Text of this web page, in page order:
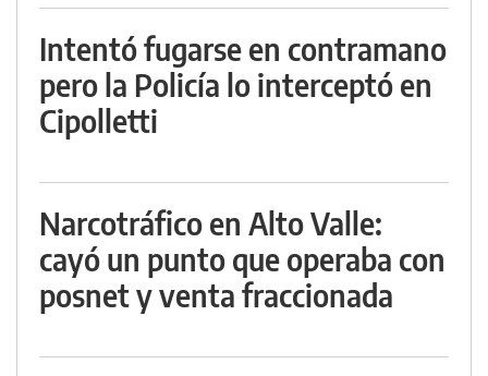
Intentó fugarse en contramano
pero la Policía lo interceptó en
Cipolletti
Narcotráfico en Alto Valle:
cayó un punto que operaba con
posnet y venta fraccionada